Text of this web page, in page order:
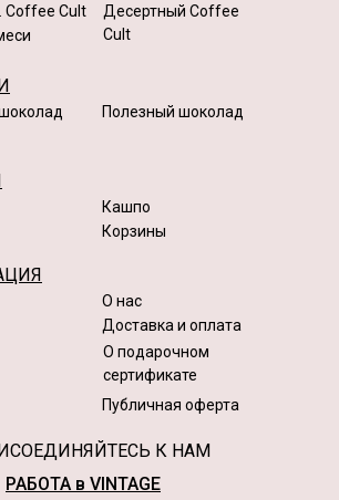
Coffee Cult
Десертный Coffee
Cult
Полезный шоколад
Кашпо
Корзины
О нас
Доставка и оплата
Публичная оферта
К НАМ
РАБОТА в VINTAGE
О подарочном
сертификате